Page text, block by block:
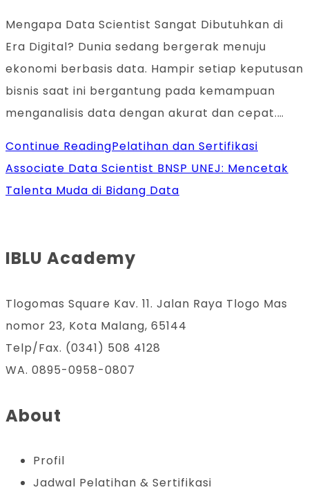
Mengapa Data Scientist Sangat Dibutuhkan di
Era Digital? Dunia sedang bergerak menuju
ekonomi berbasis data. Hampir setiap keputusan
bisnis saat ini bergantung pada kemampuan
menganalisis data dengan akurat dan cepat.…
Continue ReadingPelatihan dan Sertifikasi
Associate Data Scientist BNSP UNEJ: Mencetak
Talenta Muda di Bidang Data
IBLU Academy
Tlogomas Square Kav. 11. Jalan Raya Tlogo Mas
nomor 23, Kota Malang, 65144
Telp/Fax. (0341) 508 4128
WA. 0895-0958-0807
About
Profil
Jadwal Pelatihan & Sertifikasi